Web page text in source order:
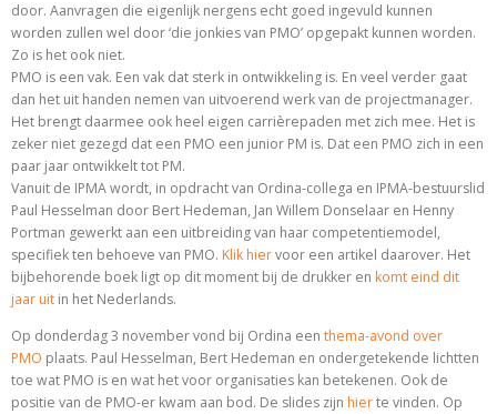
door. Aanvragen die eigenlijk nergens echt goed ingevuld kunnen
worden zullen wel door ‘die jonkies van PMO’ opgepakt kunnen worden.
Zo is het ook niet.
PMO is een vak. Een vak dat sterk in ontwikkeling is. En veel verder gaat
dan het uit handen nemen van uitvoerend werk van de projectmanager.
Het brengt daarmee ook heel eigen carrièrepaden met zich mee. Het is
zeker niet gezegd dat een PMO een junior PM is. Dat een PMO zich in een
paar jaar ontwikkelt tot PM.
Vanuit de IPMA wordt, in opdracht van Ordina-collega en IPMA-bestuurslid
Paul Hesselman door Bert Hedeman, Jan Willem Donselaar en Henny
Portman gewerkt aan een uitbreiding van haar competentiemodel,
specifiek ten behoeve van PMO. Klik hiervoor een artikel daarover. Het
bijbehorende boek ligt op dit moment bij de drukker en komt eind dit
jaar uit in het Nederlands.
Op donderdag 3 november vond bij Ordina een thema-avond over
PMO plaats. Paul Hesselman, Bert Hedeman en ondergetekende lichtten
toe wat PMO is en wat het voor organisaties kan betekenen. Ook de
positie van de PMO-er kwam aan bod. De slides zijn hierte vinden. Op